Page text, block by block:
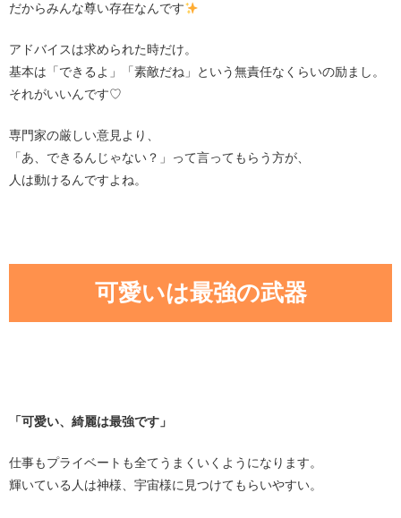
だからみんな尊い存在なんです
アドバイスは求められた時だけ。
基本は「できるよ」「素敵だね」という無責任なくらいの励まし。
それがいいんです♡
専門家の厳しい意見より、
「あ、できるんじゃない？」って言ってもらう方が、
人は動けるんですよね。
可愛いは最強の武器
「可愛い、綺麗は最強です」
仕事もプライベートも全てうまくいくようになります。
輝いている人は神様、宇宙様に見つけてもらいやすい。